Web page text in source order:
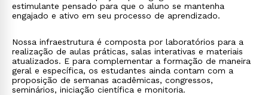
estimulante pensado para que o aluno se mantenha
engajado e ativo em seu processo de aprendizado.
Nossa infraestrutura é composta por laboratórios para a
realização de aulas práticas, salas interativas e materiais
atualizados. E para complementar a formação de maneira
geral e específica, os estudantes ainda contam com a
proposição de semanas acadêmicas, congressos,
seminários, iniciação científica e monitoria.